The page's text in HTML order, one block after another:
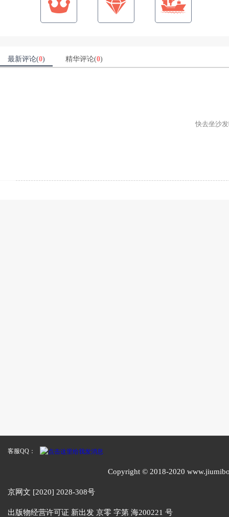
最新评论(0) 精华评论(0)
快去坐沙
客服QQ：
Copyright © 2018-2020
京网文 [2020] 2028-308号
出版物经营许可证 新出发 京零 字第 海200221 号